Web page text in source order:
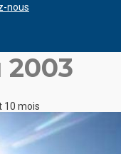
nous
2003
10 mois